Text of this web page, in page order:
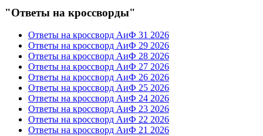
"Ответы на кроссворды"
Ответы на кроссворд АиФ 31 2026
Ответы на кроссворд АиФ 29 2026
Ответы на кроссворд АиФ 28 2026
Ответы на кроссворд АиФ 27 2026
Ответы на кроссворд АиФ 26 2026
Ответы на кроссворд АиФ 25 2026
Ответы на кроссворд АиФ 24 2026
Ответы на кроссворд АиФ 23 2026
Ответы на кроссворд АиФ 22 2026
Ответы на кроссворд АиФ 21 2026